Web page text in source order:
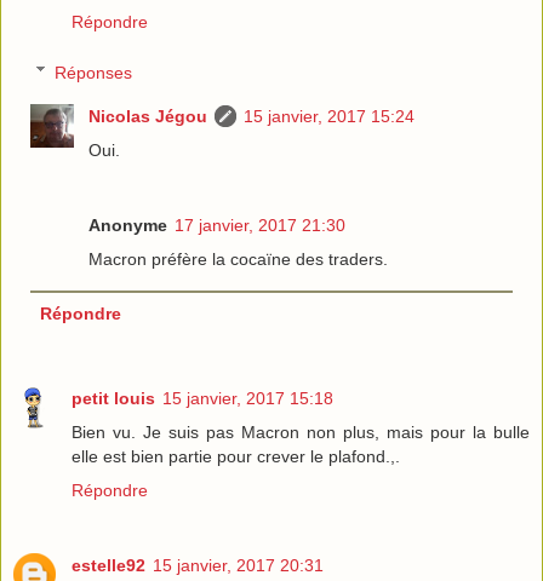
Répondre
Réponses
Nicolas Jégou
15 janvier, 2017 15:24
Oui.
Anonyme 17 janvier, 2017 21:30
Macron préfère la cocaïne des traders.
Répondre
petit louis 15 janvier, 2017 15:18
Bien vu. Je suis pas Macron non plus, mais pour la bulle
elle est bien partie pour crever le plafond.,.
Répondre
estelle92 15 janvier, 2017 20:31